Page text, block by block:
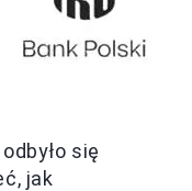
się
jak